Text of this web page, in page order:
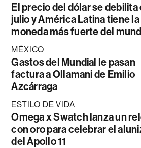
El precio del dólar se debilita
julio y América Latina tiene la
moneda más fuerte del
MÉXICO
Gastos del Mundial le pasan
factura a Ollamani de Emilio
Azcárraga
ESTILO DE VIDA
Omega x Swatch lanza un
con oro para celebrar el
del Apollo 11